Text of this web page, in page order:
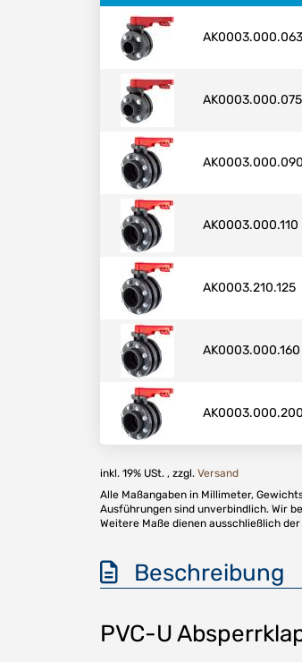
AK0003.000.063
AK0003.000.075
AK0003.000.090
AK0003.000.110
AK0003.210.125
AK0003.000.160
AK0003.000.200
inkl. 19% USt. , zzgl. Versand
Alle Maßangaben in Millimeter,
Ausführungen sind unverbindlich. Wir
Weitere Maße dienen ausschließlich
Beschreibung
PVC-U